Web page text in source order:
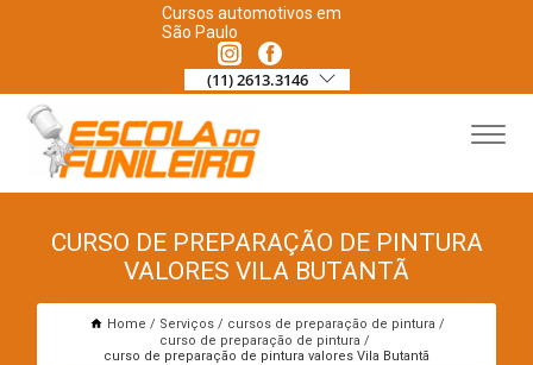
Cursos automotivos em
São Paulo
(11) 2613.3146
CURSO DE PREPARAÇÃO DE PINTURA
VALORES VILA BUTANTÃ
Home Serviços
cursos de preparação de pintura
curso de preparação de pintura
curso de preparação de pintura valores Vila Butantã